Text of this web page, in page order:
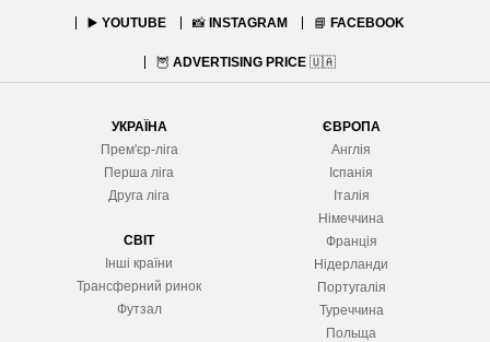
▶️ YOUTUBE 📸 INSTAGRAM 📘 FACEBOOK
🦉 ADVERTISING PRICE 🇺🇦
УКРАЇНА
Прем'єр-ліга
Перша ліга
Друга ліга
СВІТ
Інші країни
Трансферний ринок
Футзал
ЄВРОПА
Англія
Іспанія
Італія
Німеччина
Франція
Нідерланди
Португалія
Туреччина
Польща